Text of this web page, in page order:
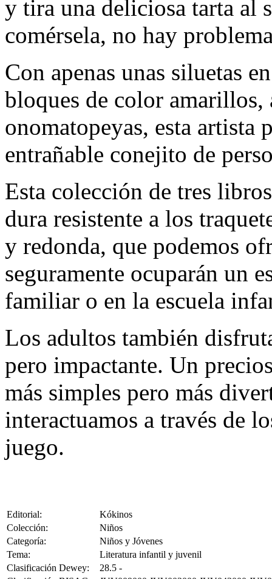
y tira una deliciosa tarta al
comérsela, no hay
Con apenas unas siluetas
bloques de color amarillos,
onomatopeyas, esta
entrañable conejito de
Esta colección de tres
dura resistente a los
y redonda, que podemos
seguramente ocuparán un
familiar o en la escuela
Los adultos también
pero impactante. Un
más simples pero más
interactuamos a través de
juego.
Editorial:
Kókinos
Colección:
Niños
Categoría:
Niños y Jóvenes
Tema:
Literatura infantil y juvenil
Clasificación Dewey:
28.5 -